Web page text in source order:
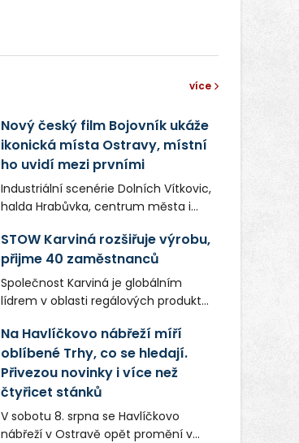
více
Nový český film Bojovník ukáže
ikonická místa Ostravy, místní
ho uvidí mezi prvními
Industriální scenérie Dolních Vítkovic,
halda Hrabůvka, centrum města i
v novém filmu Bojovník, který vstoupí
do kin už 13. srpna. Režiséři Vojtěch
Frič a Tomáš Dianiška si
moravskoslezskou metropoli
nevybrali náhodou – její syrová
atmosféra se stala přirozenou
součástí příběhu bývalého
boxerského šampiona Hoffa (Milan
Ondrík), jenž se po letech vrací do
světa vrcholových zápasů, tentokrát
v MMA.
STOW Karviná rozšiřuje výrobu,
přijme 40 zaměstnanců
Společnost Karviná je globálním
lídrem v oblasti regálových produktů
zaměstnavatelem na Karvinsku a
firmou s obrovským potenciálem.
Na Havlíčkovo nábřeží míří
oblíbené Trhy, co se hledají.
Přivezou novinky i více než
čtyřicet stánků
V sobotu 8. srpna se Havlíčkovo
nábřeží v Ostravě opět promění v